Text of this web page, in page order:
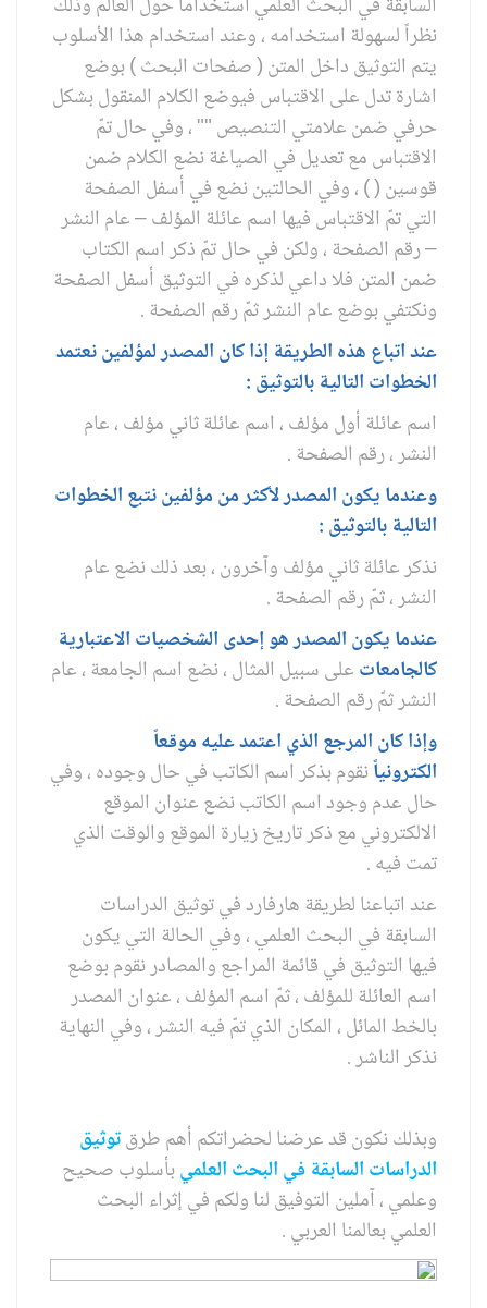
نظراً لسهولة استخدامه ، وعند استخدام هذا الأسلوب
يتم التوثيق داخل المتن ( صفحات البحث ) بوضع
اشارة تدل على الاقتباس فيوضع الكلام المنقول بشكل
حرفي ضمن علامتي التنصيص "" ، وفي حال تمّ
الاقتباس مع تعديل في الصياغة نضع الكلام ضمن
قوسين ( ) ، وفي الحالتين نضع في أسفل الصفحة
التي تمّ الاقتباس فيها اسم عائلة المؤلف – عام النشر
– رقم الصفحة ، ولكن في حال تمّ ذكر اسم الكتاب
ضمن المتن فلا داعي لذكره في التوثيق أسفل الصفحة
ونكتفي بوضع عام النشر ثمّ رقم الصفحة .
عند اتباع هذه الطريقة إذا كان المصدر لمؤلفين نعتمد
الخطوات التالية بالتوثيق :
اسم عائلة أول مؤلف ، اسم عائلة ثاني مؤلف ، عام
النشر ، رقم الصفحة .
وعندما يكون المصدر لأكثر من مؤلفين نتبع الخطوات
التالية بالتوثيق :
نذكر عائلة ثاني مؤلف وآخرون ، بعد ذلك نضع عام
النشر ، ثمّ رقم الصفحة .
عندما يكون المصدر هو إحدى الشخصيات الاعتبارية
كالجامعاتعلى سبيل المثال ، نضع اسم الجامعة ، عام
النشر ثمّ رقم الصفحة .
وإذا كان المرجع الذي اعتمد عليه موقعاً
الكترونياًنقوم بذكر اسم الكاتب في حال وجوده ، وفي
حال عدم وجود اسم الكاتب نضع عنوان الموقع
الالكتروني مع ذكر تاريخ زيارة الموقع والوقت الذي
تمت فيه .
عند اتباعنا لطريقة هارفارد في توثيق الدراسات
السابقة في البحث العلمي ، وفي الحالة التي يكون
فيها التوثيق في قائمة المراجع والمصادر نقوم بوضع
اسم العائلة للمؤلف ، ثمّ اسم المؤلف ، عنوان المصدر
بالخط المائل ، المكان الذي تمّ فيه النشر ، وفي النهاية
نذكر الناشر .
وبذلك نكون قد عرضنا لحضراتكم أهم طرقتوثيق
الدراسات السابقة في البحث العلميبأسلوب صحيح
وعلمي ، آملين التوفيق لنا ولكم في إثراء البحث
العلمي بعالمنا العربي .